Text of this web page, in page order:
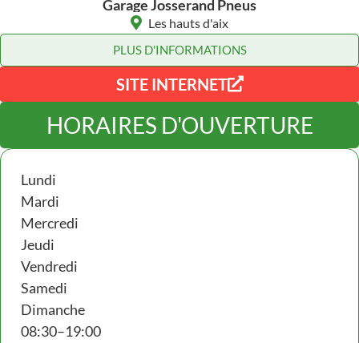
Garage Josserand Pneus
Les hauts d'aix
PLUS D'INFORMATIONS
SITE INTERNET
HORAIRES D'OUVERTURE
Lundi
Mardi
Mercredi
Jeudi
Vendredi
Samedi
Dimanche
08:30–19:00